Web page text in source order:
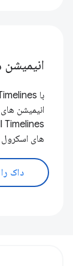
انیمیشن
های اسکرول
داک